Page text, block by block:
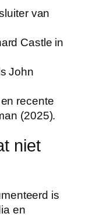
van
Castle in
John
recente
(2025).
niet
is
en